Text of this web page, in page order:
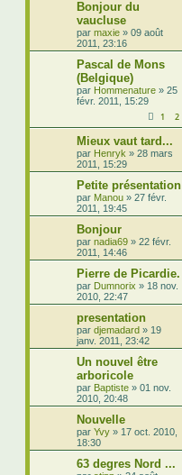
Bonjour du
vaucluse
par maxie » 09 août
2011, 23:16
Pascal de Mons
(Belgique)
par Hommenature » 25
févr. 2011, 15:29
1 2
Mieux vaut tard...
par Henryk » 28 mars
2011, 15:29
Petite présentation
par Manou » 27 févr.
2011, 19:45
Bonjour
par nadia69 » 22 févr.
2011, 14:46
Pierre de Picardie.
par Dumnorix » 18 nov.
2010, 22:47
presentation
par djemadard » 19
janv. 2011, 23:42
Un nouvel être
arboricole
par Baptiste » 01 nov.
2010, 20:48
Nouvelle
par Yvy » 17 oct. 2010,
18:30
63 degres Nord ...